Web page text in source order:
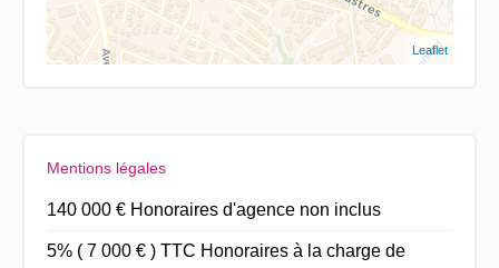
Leaflet
Mentions légales
140 000 € Honoraires d'agence non inclus
5% ( 7 000 € ) TTC Honoraires à la charge de